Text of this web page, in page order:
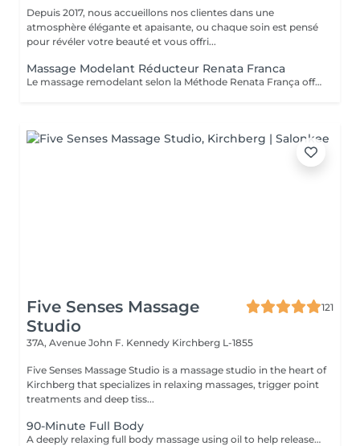
Depuis 2017, nous accueillons nos clientes dans une
atmosphère élégante et apaisante, ou chaque soin est pensé
pour révéler votre beauté et vous offri...
Massage Modelant Réducteur Renata Franca
Le massage remodelant selon la Méthode Renata França offre des résultats surprenants, car il a été conçu pour remodeler les adipocytes, c'est-à-dire déplacer la graisse vers les zones appropriées et ainsi mieux dessiner les contours du corps. Le pétrissage et les glissements ne sont que quelques-unes des manuvres qui promettent de redessiner la silhouette et d'offrir des courbes plus harmonieuses.
Five Senses Massage
Studio
121
37A, Avenue John F. Kennedy Kirchberg L-1855
Five Senses Massage Studio is a massage studio in the heart of
Kirchberg that specializes in relaxing massages, trigger point
treatments and deep tiss...
90-Minute Full Body
A deeply relaxing full body massage using oil to help release tension, calm the nervous system, and restore overall wellbeing. The treatment typically includes the feet, legs (front and back), back, arms, shoulders, and neck. Pressure and focus areas can be adjusted according to your needs and preferences and discussed before the session.